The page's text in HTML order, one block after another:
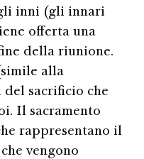
inni (gli innari
offerta una
della riunione.
alla
sacrificio che
Il sacramento
rappresentano il
vengono